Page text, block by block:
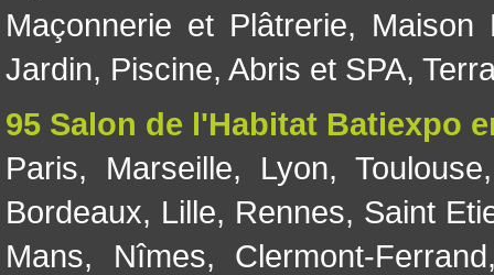
Maçonnerie et Plâtrerie, Maison
Jardin, Piscine, Abris et SPA,
95 Salon de l'Habitat Batiexpo
Paris, Marseille, Lyon, Toulouse
Bordeaux, Lille, Rennes, Saint
Mans, Nîmes, Clermont-Ferrand